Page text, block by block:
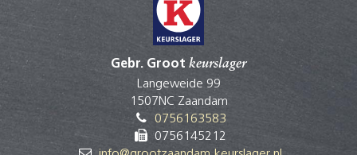
Gebr. Groot keurslager
Langeweide 99
1507NC Zaandam
0756163583
0756145212